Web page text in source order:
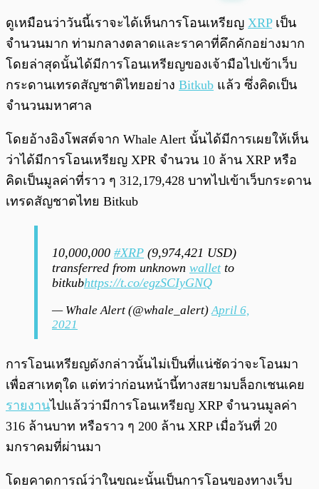
พร้อมเล่น 0:00
ดูเหมือนว่าวันนี้เราจะได้เห็นการโอนเหรียญ XRPเป็น
จำนวนมาก ท่ามกลางตลาดและราคาที่คึกคักอย่างมาก
โดยล่าสุดนั้นได้มีการโอนเหรียญของเจ้ามือไปเข้าเว็บ
กระดานเทรดสัญชาติไทยอย่าง Bitkub แล้ว ซึ่งคิดเป็น
จำนวนมหาศาล
โดยอ้างอิงโพสต์จาก Whale Alert นั้นได้มีการเผยให้เห็น
ว่าได้มีการโอนเหรียญ XPR จำนวน 10 ล้าน XRP หรือ
คิดเป็นมูลค่าที่ราว ๆ 312,179,428 บาทไปเข้าเว็บกระดาน
เทรดสัญชาตไทย Bitkub
10,000,000 #XRP (9,974,421 USD)
transferred from unknown walletto
bitkubhttps://t.co/egzSCIyGNQ
— Whale Alert (@whale_alert)April 6,
2021
การโอนเหรียญดังกล่าวนั้นไม่เป็นที่แน่ชัดว่าจะโอนมา
เพื่อสาเหตุใด แต่ทว่าก่อนหน้านี้ทางสยามบล็อกเชนเคย
รายงานไปแล้วว่ามีการโอนเหรียญ XRP จำนวนมูลค่า
316 ล้านบาท หรือราว ๆ 200 ล้าน XRP เมื่อวันที่ 20
มกราคมที่ผ่านมา
โดยคาดการณ์ว่าในขณะนั้นเป็นการโอนของทางเว็บ